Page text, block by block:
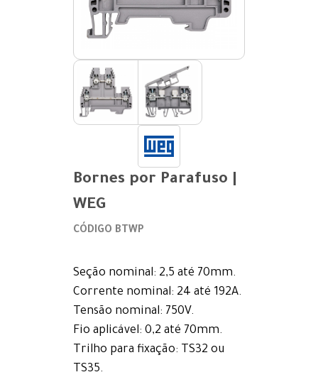
Bornes por Parafuso |
WEG
CÓDIGO BTWP
Seção nominal: 2,5 até 70mm.
Corrente nominal: 24 até 192A.
Tensão nominal: 750V.
Fio aplicável: 0,2 até 70mm.
Trilho para fixação: TS32 ou
TS35.